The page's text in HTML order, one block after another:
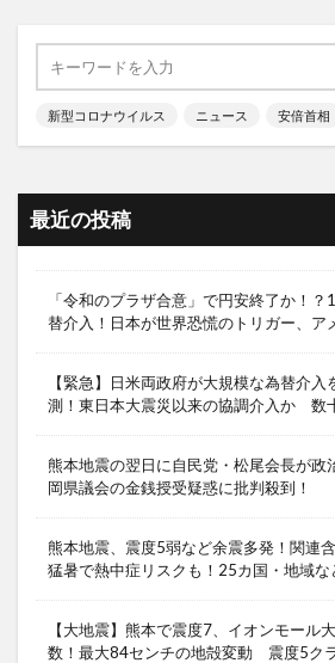
新型コロナウイルス ニュース 安倍首相
最近の投稿
「令和のプラザ合意」で円安終了か！
替介入！日本が世界恐慌のトリガー、ア
【緊急】日米両政府が大規模な為替介
測！東日本大震災以来の協調介入か 数
熊本地震の翌日に自民党・松尾会長が政
岡県議会の金銭授受疑惑に批判殺到！
熊本地震、震度5弱など余震多発！関連
猛暑で熱中症リスクも！25カ国・地域な
【大地震】熊本で震度7、イオンモール
数！最大84センチの地殻変動 震度5ク